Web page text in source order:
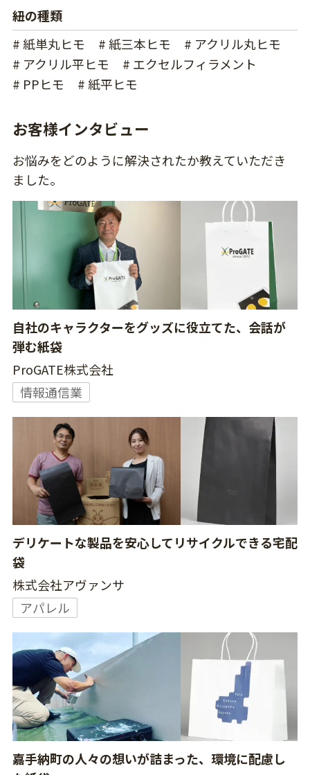
紐の種類
# 紙単丸ヒモ
# 紙三本ヒモ
# アクリル丸ヒモ
# アクリル平ヒモ
# エクセルフィラメント
# PPヒモ
# 紙平ヒモ
お客様インタビュー
お悩みをどのように解決されたか教えていただき
ました。
自社のキャラクターをグッズに役立てた、会話が
弾む紙袋
ProGATE株式会社
情報通信業
デリケートな製品を安心してリサイクルできる宅配
袋
株式会社アヴァンサ
アパレル
嘉手納町の人々の想いが詰まった、環境に配慮し